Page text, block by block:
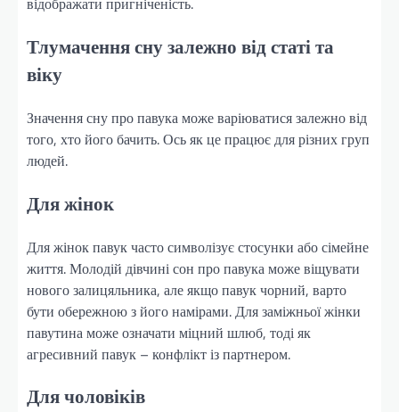
Тлумачення сну залежно від статі та
віку
Значення сну про павука може варіюватися залежно від
того, хто його бачить. Ось як це працює для різних груп
людей.
Для жінок
Для жінок павук часто символізує стосунки або сімейне
життя. Молодій дівчині сон про павука може віщувати
нового залицяльника, але якщо павук чорний, варто
бути обережною з його намірами. Для заміжньої жінки
павутина може означати міцний шлюб, тоді як
агресивний павук – конфлікт із партнером.
Для чоловіків